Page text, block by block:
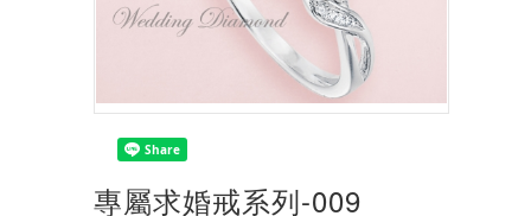
專屬求婚戒系列-009